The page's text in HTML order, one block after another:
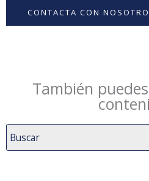
CONTACTA CON
También